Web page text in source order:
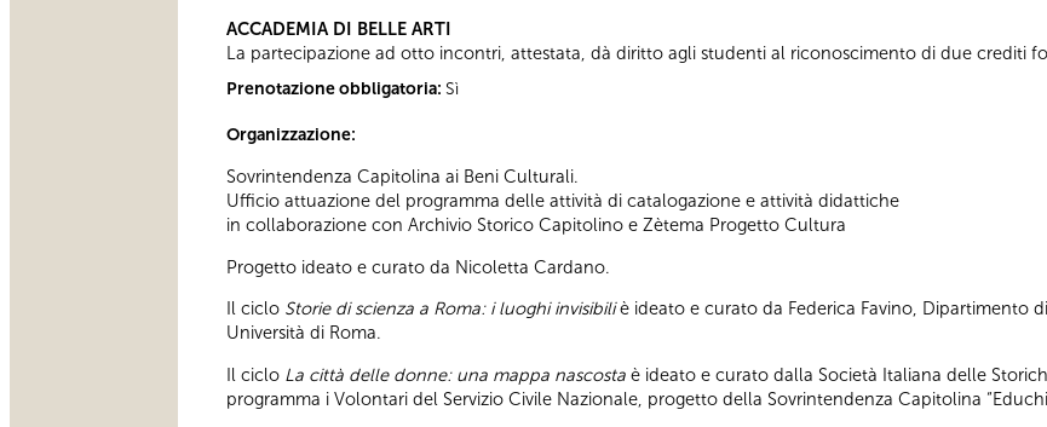
ACCADEMIA DI BELLE ARTI
La partecipazione ad otto incontri, attestata, dà diritto agli studenti al riconoscimento di due crediti
Prenotazione obbligatoria: Sì
Organizzazione:
Sovrintendenza Capitolina ai Beni Culturali.
Ufficio attuazione del programma delle attività di catalogazione e attività didattiche
in collaborazione con Archivio Storico Capitolino e Zètema Progetto Cultura
Progetto ideato e curato da Nicoletta Cardano.
Il ciclo Storie di scienza a Roma: i luoghi invisibiliè ideato e curato da Federica Favino, Dipartimento
Università di Roma.
Il ciclo La città delle donne: una mappa nascosta è ideato e curato dalla Società Italiana delle
programma i Volontari del Servizio Civile Nazionale, progetto della Sovrintendenza Capitolina